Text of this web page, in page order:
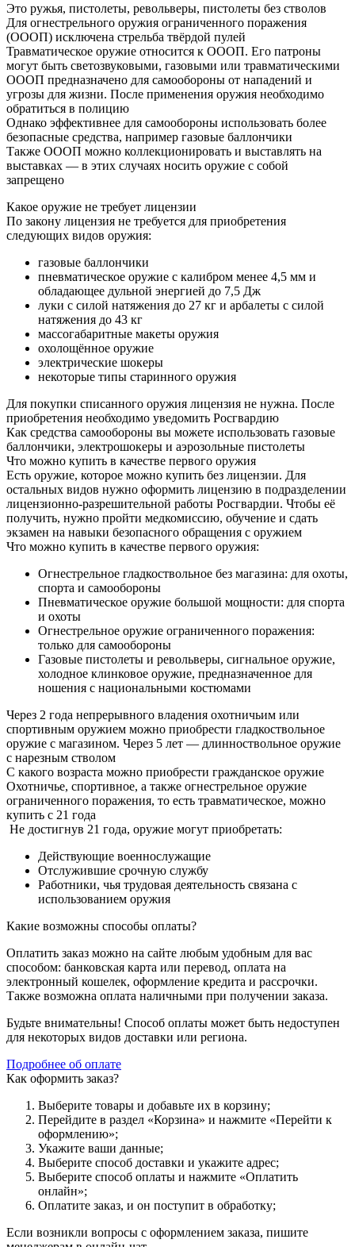
Это ружья, пистолеты, револьверы, пистолеты без стволов
Для огнестрельного оружия ограниченного поражения
(ОООП) исключена стрельба твёрдой пулей
Травматическое оружие относится к ОООП. Его патроны
могут быть светозвуковыми, газовыми или травматическими
ОООП предназначено для самообороны от нападений и
угрозы для жизни. После применения оружия необходимо
обратиться в полицию
Однако эффективнее для самообороны использовать более
безопасные средства, например газовые баллончики
Также ОООП можно коллекционировать и выставлять на
выставках — в этих случаях носить оружие с собой
запрещено
Какое оружие не требует лицензии
По закону лицензия не требуется для приобретения
следующих видов оружия:
газовые баллончики
пневматическое оружие с калибром менее 4,5 мм и
обладающее дульной энергией до 7,5 Дж
луки с силой натяжения до 27 кг и арбалеты с силой
натяжения до 43 кг
массогабаритные макеты оружия
охолощённое оружие
электрические шокеры
некоторые типы старинного оружия
Для покупки списанного оружия лицензия не нужна. После
приобретения необходимо уведомить Росгвардию
Как средства самообороны вы можете использовать газовые
баллончики, электрошокеры и аэрозольные пистолеты
Что можно купить в качестве первого оружия
Есть оружие, которое можно купить без лицензии. Для
остальных видов нужно оформить лицензию в подразделении
лицензионно-разрешительной работы Росгвардии. Чтобы её
получить, нужно пройти медкомиссию, обучение и сдать
экзамен на навыки безопасного обращения с оружием
Что можно купить в качестве первого оружия:
Огнестрельное гладкоствольное без магазина: для охоты,
спорта и самообороны
Пневматическое оружие большой мощности: для спорта
и охоты
Огнестрельное оружие ограниченного поражения:
только для самообороны
Газовые пистолеты и револьверы, сигнальное оружие,
холодное клинковое оружие, предназначенное для
ношения с национальными костюмами
Через 2 года непрерывного владения охотничьим или
спортивным оружием можно приобрести гладкоствольное
оружие с магазином. Через 5 лет — длинноствольное оружие
с нарезным стволом
С какого возраста можно приобрести гражданское оружие
Охотничье, спортивное, а также огнестрельное оружие
ограниченного поражения, то есть травматическое, можно
купить с 21 года
Не достигнув 21 года, оружие могут приобретать:
Действующие военнослужащие
Отслужившие срочную службу
Работники, чья трудовая деятельность связана с
использованием оружия
Какие возможны способы оплаты?
Оплатить заказ можно на сайте любым удобным для вас
способом: банковская карта или перевод, оплата на
электронный кошелек, оформление кредита и рассрочки.
Также возможна оплата наличными при получении заказа.
Будьте внимательны! Способ оплаты может быть недоступен
для некоторых видов доставки или региона.
Подробнее об оплате
Как оформить заказ?
Выберите товары и добавьте их в корзину;
Перейдите в раздел «Корзина» и нажмите «Перейти к
оформлению»;
Укажите ваши данные;
Выберите способ доставки и укажите адрес;
Выберите способ оплаты и нажмите «Оплатить
онлайн»;
Оплатите заказ, и он поступит в обработку;
Если возникли вопросы с оформлением заказа, пишите